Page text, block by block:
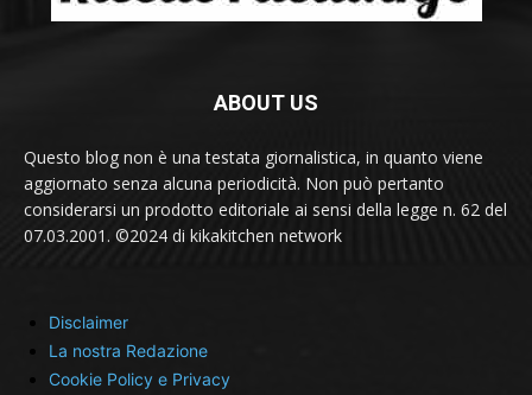
ABOUT US
Questo blog non è una testata giornalistica, in quanto viene
aggiornato senza alcuna periodicità. Non può pertanto
considerarsi un prodotto editoriale ai sensi della legge n. 62 del
07.03.2001. ©2024 di kikakitchen network
Disclaimer
La nostra Redazione
Cookie Policy e Privacy